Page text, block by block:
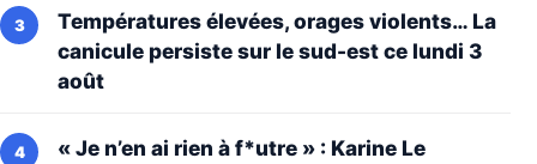
Températures élevées, orages violents… La
canicule persiste sur le sud-est ce lundi 3
août
« Je n’en ai rien à f*utre » : Karine Le